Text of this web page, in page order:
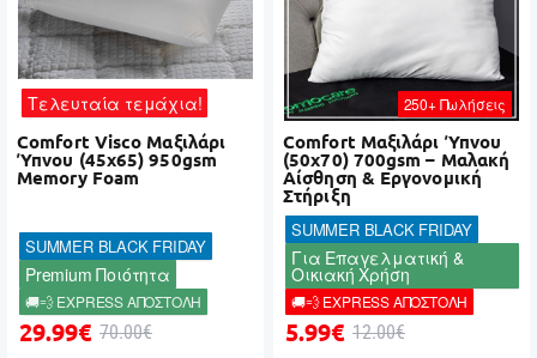
Τελευταία τεμάχια!
Comfort Visco Μαξιλάρι
Ύπνου (45x65) 950gsm
Memory Foam
SUMMER BLACK FRIDAY
Premium Ποιότητα
🚚💨 EXPRESS ΑΠΟΣΤΟΛΗ
29.99€ 70.00€
250+ Πωλήσεις
Comfort Μαξιλάρι Ύπνου
(50x70) 700gsm – Μαλακή
Αίσθηση & Εργονομική
Στήριξη
SUMMER BLACK FRIDAY
Για Επαγελματική &
Οικιακή Χρήση
🚚💨 EXPRESS ΑΠΟΣΤΟΛΗ
5.99€ 12.00€